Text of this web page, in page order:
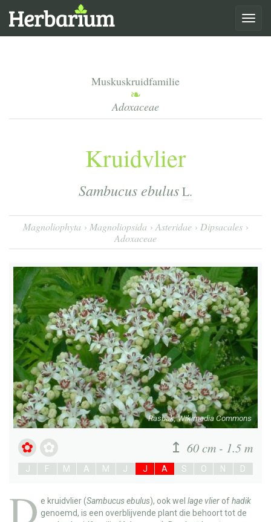
Toggle
Muskuskruidfamilie
Adoxaceae
Kruidvlier
Sambucus ebulusL.
Magnoliophyta Magnoliopsida Asteridae
Dipsacales
Adoxaceae
Rasbak, Wikimedia Commons
60 cm - 1.5 m
J F M A M J J A S O N D
D e kruidvlier(Sambucus ebulus), ook wellage vlier ofhadik
genoemd, is een overblijvende plant die behoort tot de